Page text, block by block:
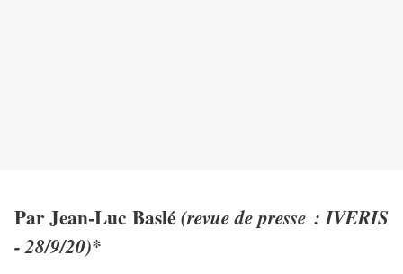
Par Jean-Luc Baslé (revue de presse : IVERIS
- 28/9/20)*